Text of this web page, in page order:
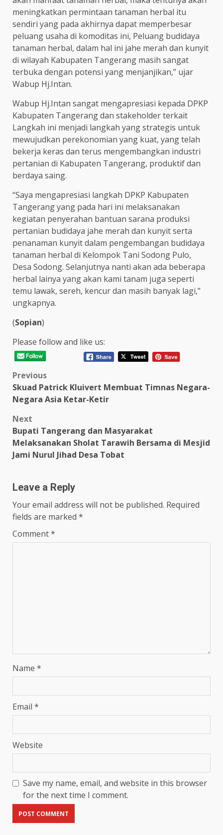
meningkatkan permintaan tanaman herbal itu
sendiri yang pada akhirnya dapat memperbesar
peluang usaha di komoditas ini, Peluang budidaya
tanaman herbal, dalam hal ini jahe merah dan kunyit
di wilayah Kabupaten Tangerang masih sangat
terbuka dengan potensi yang menjanjikan,” ujar
Wabup Hj.Intan.
Wabup Hj.Intan sangat mengapresiasi kepada DPKP
Kabupaten Tangerang dan stakeholder terkait
Langkah ini menjadi langkah yang strategis untuk
mewujudkan perekonomian yang kuat, yang telah
bekerja keras dan terus mengembangkan industri
pertanian di Kabupaten Tangerang, produktif dan
berdaya saing.
“Saya mengapresiasi langkah DPKP Kabupaten
Tangerang yang pada hari ini melaksanakan
kegiatan penyerahan bantuan sarana produksi
pertanian budidaya jahe merah dan kunyit serta
penanaman kunyit dalam pengembangan budidaya
tanaman herbal di Kelompok Tani Sodong Pulo,
Desa Sodong. Selanjutnya nanti akan ada beberapa
herbal lainya yang akan kami tanam juga seperti
temu lawak, sereh, kencur dan masih banyak lagi,”
ungkapnya.
(Sopian)
Please follow and like us:
Post
navigation
Previous
Skuad Patrick Kluivert Membuat Timnas Negara-
Negara Asia Ketar-Ketir
Next
Bupati Tangerang dan Masyarakat
Melaksanakan Sholat Tarawih Bersama di Mesjid
Jami Nurul Jihad Desa Tobat
Leave a Reply
Your email address will not be published. Required
fields are marked *
Comment*
Name *
Email *
Website
Save my name, email, and website in this browser
for the next time I comment.